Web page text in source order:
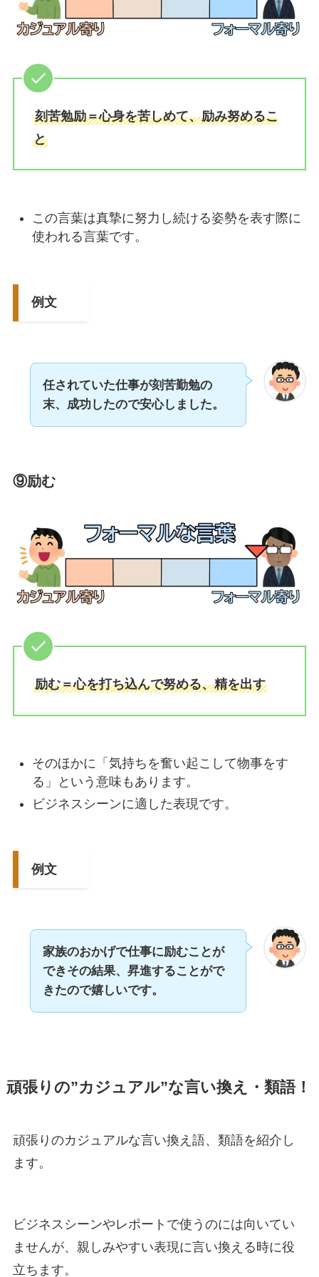
刻苦勉励＝心身を苦しめて、励み努めるこ
と
この言葉は真摯に努力し続ける姿勢を表す際に
使われる言葉です。
例文
任されていた仕事が刻苦勤勉の
末、成功したので安心しました。
⑨励む
励む＝心を打ち込んで努める、精を出す
そのほかに「気持ちを奮い起こして物事をす
る」という意味もあります。
ビジネスシーンに適した表現です。
例文
家族のおかげで仕事に励むことが
できその結果、昇進することがで
きたので嬉しいです。
頑張りの”カジュアル”な言い換え・類語！
頑張りのカジュアルな言い換え語、類語を紹介し
ます。
ビジネスシーンやレポートで使うのには向いてい
ませんが、親しみやすい表現に言い換える時に役
立ちます。